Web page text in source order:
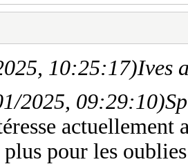
10:25:17)Ives
2025, 09:29:10)
actuellement
plus pour les